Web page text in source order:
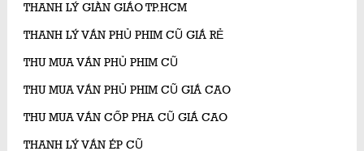
THANH LÝ GIÀN GIÁO TP.HCM
THANH LÝ VÁN PHỦ PHIM CŨ GIÁ RẺ
THU MUA VÁN PHỦ PHIM CŨ
THU MUA VÁN PHỦ PHIM CŨ GIÁ CAO
THU MUA VÁN CỐP PHA CŨ GIÁ CAO
THANH LÝ VÁN ÉP CŨ